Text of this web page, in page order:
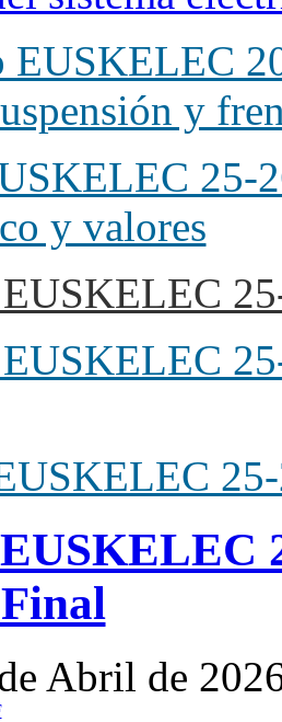
EUSKELEC
y
25-
y valores
Abril de